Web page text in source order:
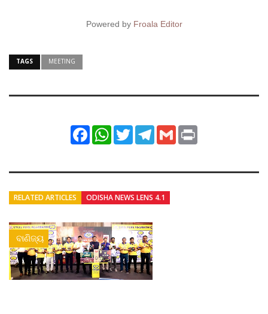
Powered by Froala Editor
TAGS MEETING
FacebookWhatsApp
TwitterTelegram
Gmail
RELATED ARTICLES ODISHA NEWS LENS 4.1
ବାଣିଜ୍ୟ